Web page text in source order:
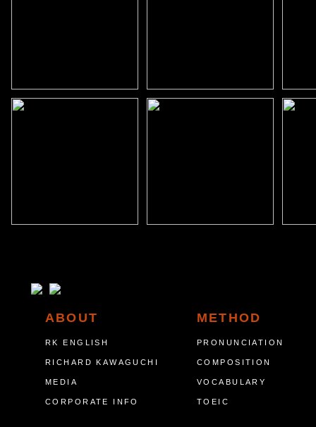
ABOUT
RK ENGLISH
RICHARD KAWAGUCHI
MEDIA
CORPORATE INFO
METHOD
PRONUNCIATION
COMPOSITION
VOCABULARY
TOEIC